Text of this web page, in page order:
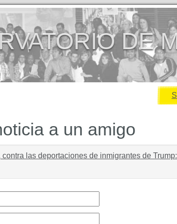
DE
a un amigo
contra las deportaciones de inmigrantes de